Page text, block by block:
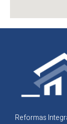
Reformas